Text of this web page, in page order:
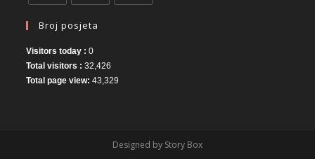
Broj posjeta
Visitors today :0
Total visitors :32,426
Total page view:43,329
Designed by Story Box